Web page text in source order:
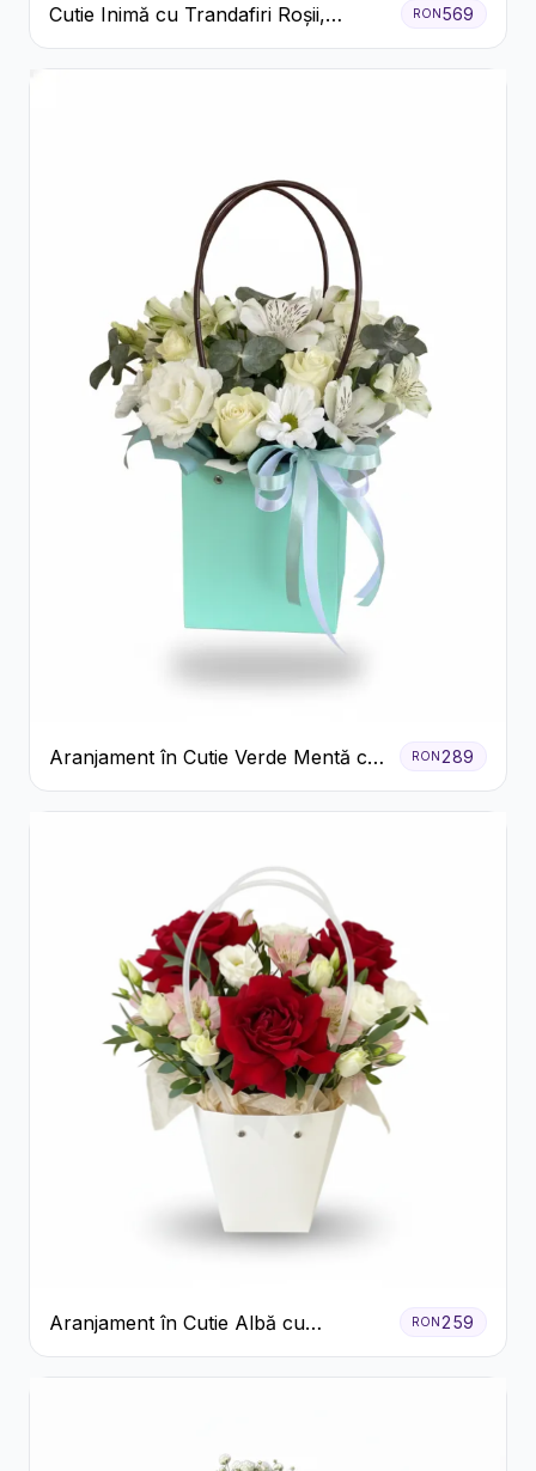
Cutie Inimă cu Trandafiri Roșii,
Crizanteme Albe și Bomboane
Raffaello
RON 569
Aranjament în Cutie Verde Mentă cu
Trandafiri și Alstroemeria
RON 289
Aranjament în Cutie Albă cu
Trandafiri Roșii și Lisianthus
RON 259